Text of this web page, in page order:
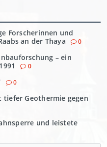
Forscherinnen und
an der Thaya
0
– ein
0
0
tiefer Geothermie gegen
und leistete